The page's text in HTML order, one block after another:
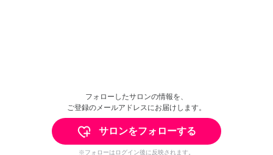
フォローしたサロンの情報を、
ご登録のメールアドレスにお届けします。
サロンをフォローする
※フォローはログイン後に反映されます。